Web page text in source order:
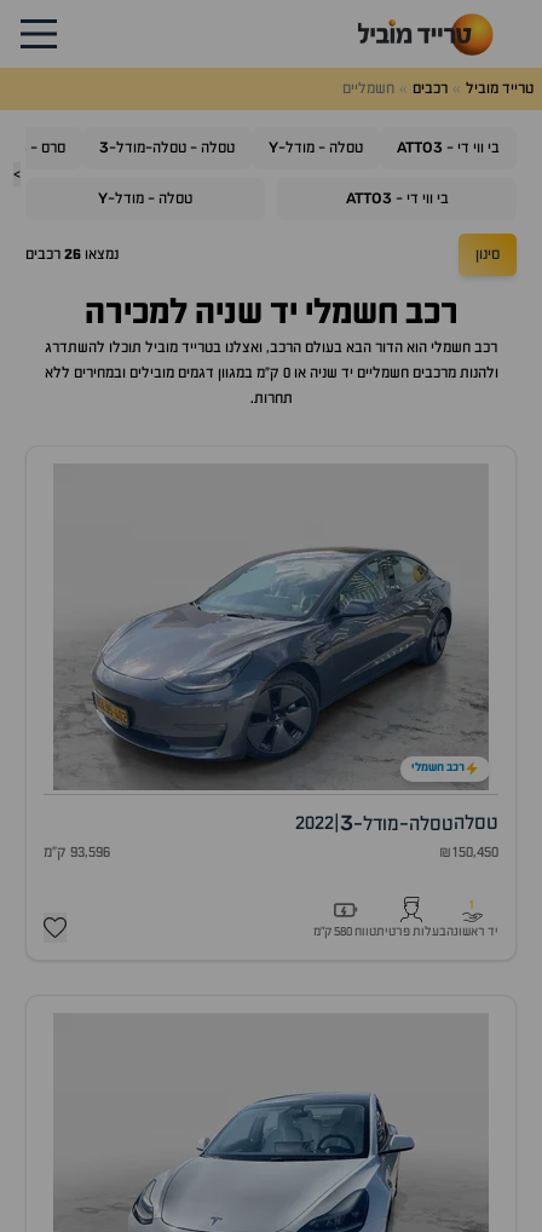
טרייד מוביל רכבים חשמליים
>
בי ווי די - ATTO3 טסלה - מודל-Y טסלה - טסלה-מודל-3 סרס -
בי ווי די - ATTO3 טסלה - מודל-Y
סינון נמצאו 26 רכבים
רכב חשמלי יד שניה למכירה
רכב חשמלי הוא הדור הבא בעולם הרכב, ואצלנו בטרייד מוביל תוכלו להשתדרג
ולהנות מרכבים חשמליים יד שניה או 0 ק"מ במגוון דגמים מובילים ובמחירים ללא
תחרות.
רכב חשמלי
טסלהטסלה-מודל-3
2022
₪150,450 93,596 ק"מ
1
יד ראשונהבעלות פרטיתטווח 580 ק״מ